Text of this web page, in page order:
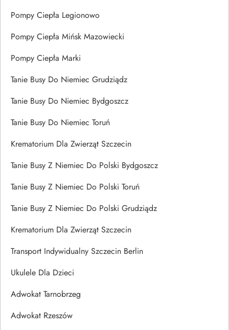
Pompy Ciepła Legionowo
Pompy Ciepła Mińsk Mazowiecki
Pompy Ciepła Marki
Tanie Busy Do Niemiec Grudziądz
Tanie Busy Do Niemiec Bydgoszcz
Tanie Busy Do Niemiec Toruń
Krematorium Dla Zwierząt Szczecin
Tanie Busy Z Niemiec Do Polski Bydgoszcz
Tanie Busy Z Niemiec Do Polski Toruń
Tanie Busy Z Niemiec Do Polski Grudziądz
Krematorium Dla Zwierząt Szczecin
Transport Indywidualny Szczecin Berlin
Ukulele Dla Dzieci
Adwokat Tarnobrzeg
Adwokat Rzeszów